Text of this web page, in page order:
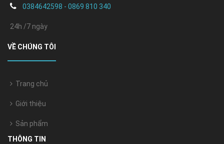
0384642598 - 0869 810 340
24h /7 ngày
VỀ CHÚNG TÔI
Trang chủ
Giới thiệu
Sản phẩm
THÔNG TIN